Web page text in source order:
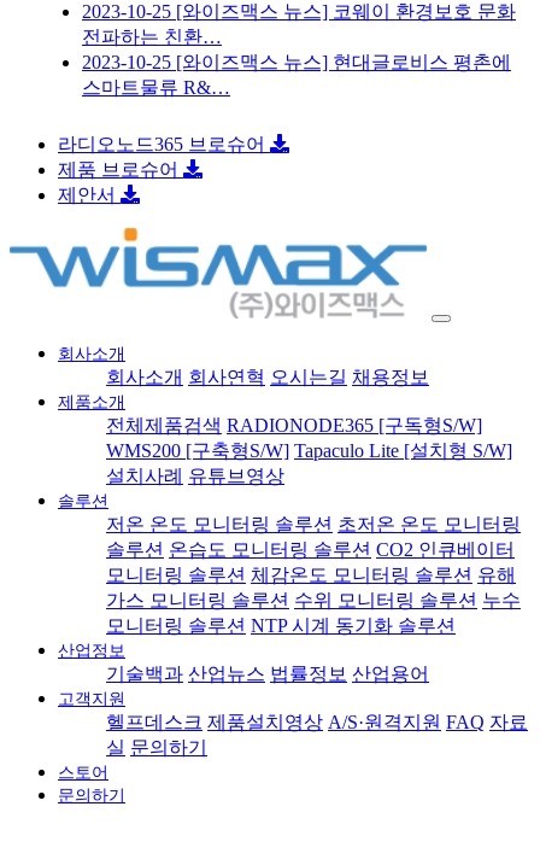
2023-10-25 [와이즈맥스 뉴스] 코웨이 환경보호 문화
전파하는 친환…
2023-10-25 [와이즈맥스 뉴스] 현대글로비스 평촌에
스마트물류 R&…
라디오노드365 브로슈어
제품 브로슈어
제안서
회사소개
회사소개 회사연혁 오시는길 채용정보
제품소개
전체제품검색 RADIONODE365 [구독형S/W]
WMS200 [구축형S/W] Tapaculo Lite [설치형 S/W]
설치사례 유튜브영상
솔루션
저온 온도 모니터링 솔루션 초저온 온도 모니터링
솔루션 온습도 모니터링 솔루션 CO2 인큐베이터
모니터링 솔루션 체감온도 모니터링 솔루션 유해
가스 모니터링 솔루션 수위 모니터링 솔루션 누수
모니터링 솔루션 NTP 시계 동기화 솔루션
산업정보
기술백과 산업뉴스 법률정보 산업용어
고객지원
헬프데스크 제품설치영상 A/S·원격지원 FAQ 자료
실 문의하기
스토어
문의하기